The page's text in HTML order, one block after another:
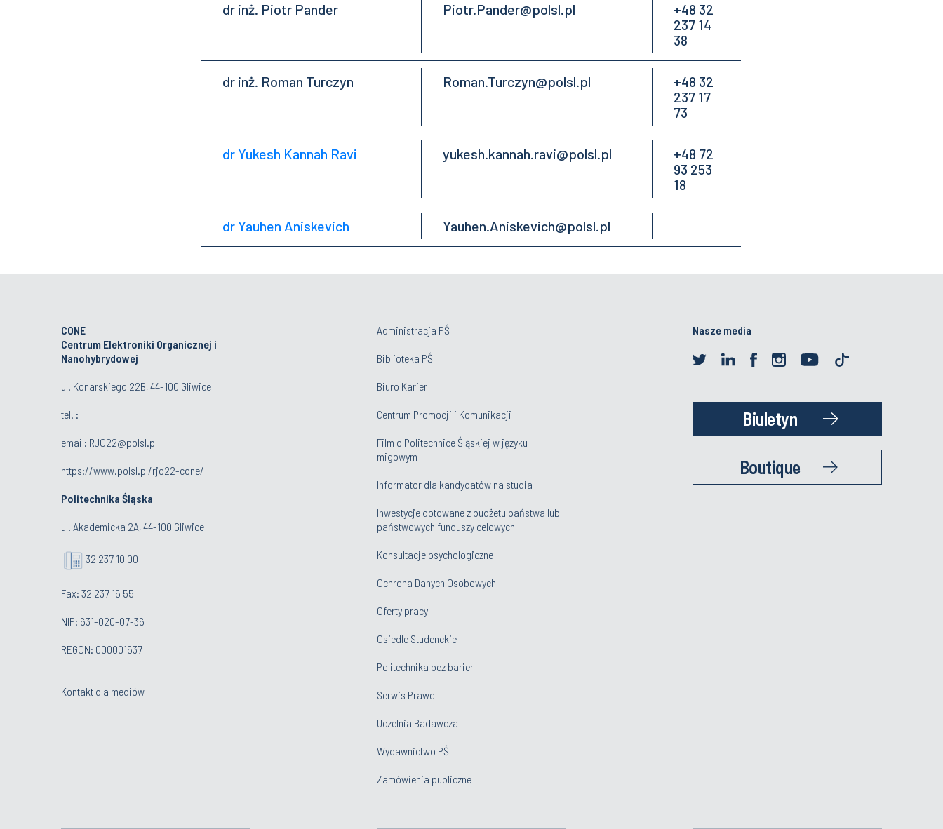
dr inż. Piotr Pander Piotr.Pander@polsl.pl
+48 32
237 14
38
dr inż. Roman Turczyn Roman.Turczyn@polsl.pl
+48 32
237 17
73
dr Yukesh Kannah Ravi yukesh.kannah.ravi@polsl.pl
+48 72
93 253
18
dr Yauhen Aniskevich Yauhen.Aniskevich@polsl.pl
CONE
Centrum Elektroniki Organicznej i
Nanohybrydowej
ul. Konarskiego 22B, 44-100 Gliwice
tel. :
email: RJO22@polsl.pl
https://www.polsl.pl/rjo22-cone/
Politechnika Śląska
ul. Akademicka 2A, 44-100 Gliwice
32 237 10 00
Fax: 32 237 16 55
NIP: 631-020-07-36
REGON: 000001637
Kontakt dla mediów
Administracja PŚ
Biblioteka PŚ
Biuro Karier
Centrum Promocji i Komunikacji
Film o Politechnice Śląskiej w języku
migowym
Informator dla kandydatów na studia
Inwestycje dotowane z budżetu państwa lub
państwowych funduszy celowych
Konsultacje psychologiczne
Ochrona Danych Osobowych
Oferty pracy
Osiedle Studenckie
Politechnika bez barier
Serwis Prawo
Uczelnia Badawcza
Wydawnictwo PŚ
Zamówienia publiczne
Nasze media
Biuletyn
Boutique